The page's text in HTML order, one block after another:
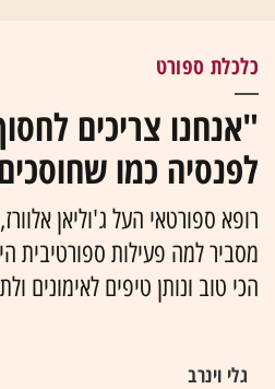
כלכלת ספורט
"אנחנו צריכים
לפנסיה כמו
רופא ספורטאי העל ג'וליאן
מסביר למה פעילות ספורטיבית
הכי טוב ונותן טיפים לאימונים
גלי וינרב